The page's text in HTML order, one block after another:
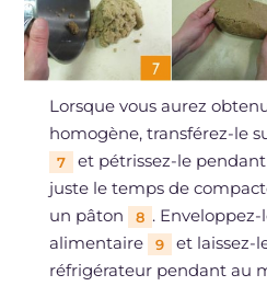
Lorsque vous aurez
homogène, transférez-le
7
et pétrissez-le
juste le temps de
un pâton
8 .
alimentaire
9
et laissez-
réfrigérateur pendant au